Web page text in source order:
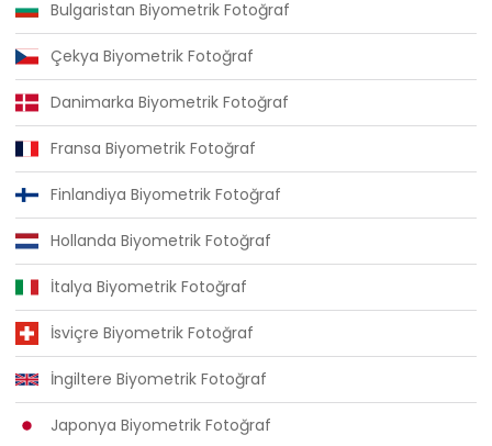
Bulgaristan Biyometrik Fotoğraf
Çekya Biyometrik Fotoğraf
Danimarka Biyometrik Fotoğraf
Fransa Biyometrik Fotoğraf
Finlandiya Biyometrik Fotoğraf
Hollanda Biyometrik Fotoğraf
İtalya Biyometrik Fotoğraf
İsviçre Biyometrik Fotoğraf
İngiltere Biyometrik Fotoğraf
Japonya Biyometrik Fotoğraf